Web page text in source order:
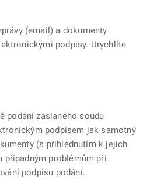
(email) a dokumenty
podpisy. Urychlíte
podání zaslaného soudu
podpisem jak samotný
(s přihlédnutím k jejich
případným problémům při
podpisu podání.